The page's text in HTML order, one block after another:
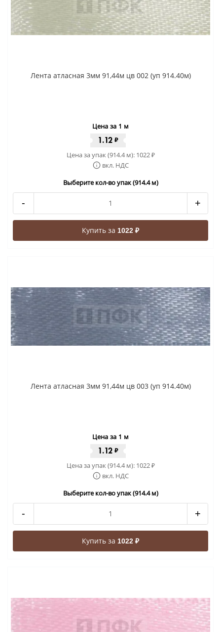
Лента атласная 3мм 91,44м цв 002 (уп 914.40м)
Цена за 1 м
1.12 ₽
Цена за упак (914.4 м): 1022₽
вкл. НДС
Выберите кол-во упак (914.4 м)
- +
Купить за 1022 ₽
Лента атласная 3мм 91,44м цв 003 (уп 914.40м)
Цена за 1 м
1.12 ₽
Цена за упак (914.4 м): 1022₽
вкл. НДС
Выберите кол-во упак (914.4 м)
- +
Купить за 1022 ₽